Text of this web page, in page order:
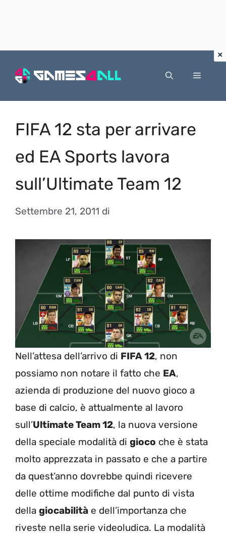
Menu
FIFA 12 sta per arrivare
ed EA Sports lavora
sull’Ultimate Team 12
Settembre 21, 2011 di
Nell’attesa dell’arrivo di FIFA 12, non
possiamo non notare il fatto che EA,
azienda di produzione del nuovo gioco a
base di calcio, è attualmente al lavoro
sull’Ultimate Team 12, la nuova versione
della speciale modalità di gioco che è stata
molto apprezzata in passato e che a partire
da quest’anno dovrebbe quindi ricevere
delle ottime modifiche dal punto di vista
della giocabilità e dell’importanza che
riveste nella serie videoludica. La modalità